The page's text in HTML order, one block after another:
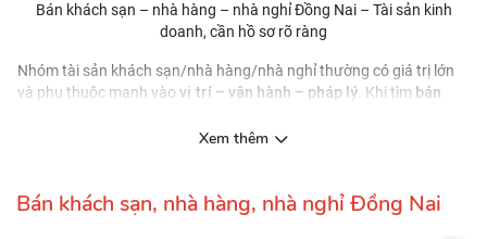
Bán khách sạn – nhà hàng – nhà nghỉ Đồng Nai – Tài sản kinh
doanh, cần hồ sơ rõ ràng
Nhóm tài sản khách sạn/nhà hàng/nhà nghỉ thường có giá trị lớn
và phụ thuộc mạnh vào vị trí – vận hành – pháp lý . Khi tìm bán
công suất khai thác, giấy phép kinh doanh, điều kiện
tuyến đường, điểm đến, khu dịch vụ/du lịch/công tác
Xem thêm
Bán khách sạn, nhà hàng, nhà nghỉ Đồng Nai